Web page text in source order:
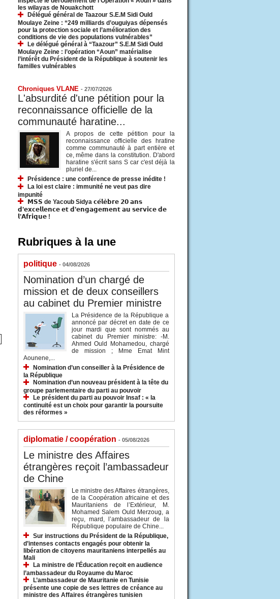
les wilayas de Nouakchott
Délégué général de Taazour S.E.M Sidi Ould
Moulaye Zeine : “249 milliards d’ouguiyas dépensés
pour la protection sociale et l’amélioration des
conditions de vie des populations vulnérables”
Le délégué général à “Taazour” S.E.M Sidi Ould
Moulaye Zeine : l’opération “Aoun” matérialise
l’intérêt du Président de la République à soutenir les
familles vulnérables
Chroniques VLANE - 27/07/2026
L'absurdité d'une pétition pour la
reconnaissance officielle de la
communauté haratine...
A propos de cette pétition pour la
reconnaissance officielle des hratine
comme communauté à part entière et
ce, même dans la constitution. D'abord
haratine s'écrit sans S car c'est déjà la
pluriel de...
Présidence : une conférence de presse inédite !
La loi est claire : immunité ne veut pas dire
impunité
𝗠𝗦𝗦 de Yacoub Sidya 𝗰𝗲́𝗹𝗲̀𝗯𝗿𝗲 𝟮𝟬 𝗮𝗻𝘀
𝗱’𝗲𝘅𝗰𝗲𝗹𝗹𝗲𝗻𝗰𝗲 𝗲𝘁 𝗱’𝗲𝗻𝗴𝗮𝗴𝗲𝗺𝗲𝗻𝘁 𝗮𝘂 𝘀𝗲𝗿𝘃𝗶𝗰𝗲 𝗱𝗲
𝗹’𝗔𝗳𝗿𝗶𝗾𝘂𝗲 !
Rubriques à la une
politique - 04/08/2026
Nomination d’un chargé de
mission et de deux conseillers
au cabinet du Premier ministre
La Présidence de la République a
annoncé par décret en date de ce
jour mardi que sont nommés au
cabinet du Premier ministre: -M.
Ahmed Ould Mohamedou, chargé
de mission ; Mme Emat Mint
Aounene,...
Nomination d’un conseiller à la Présidence de
la République
Nomination d’un nouveau président à la tête du
groupe parlementaire du parti au pouvoir
Le président du parti au pouvoir Insaf : « la
continuité est un choix pour garantir la poursuite
des réformes »
diplomatie / coopération - 05/08/2026
Le ministre des Affaires
étrangères reçoit l’ambassadeur
de Chine
Le ministre des Affaires étrangères,
de la Coopération africaine et des
Mauritaniens de l’Extérieur, M.
Mohamed Salem Ould Merzoug, a
reçu, mard, l’ambassadeur de la
République populaire de Chine...
Sur instructions du Président de la République,
d’intenses contacts engagés pour obtenir la
libération de citoyens mauritaniens interpellés au
Mali
La ministre de l’Éducation reçoit en audience
l’ambassadeur du Royaume du Maroc
L’ambassadeur de Mauritanie en Tunisie
présente une copie de ses lettres de créance au
ministre des Affaires étrangères tunisien